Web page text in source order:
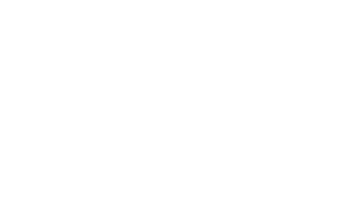
Group a OKIN. Celá
nejlepším posádkám,